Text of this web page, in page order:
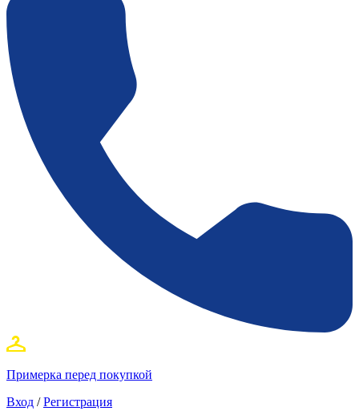
Примерка перед покупкой
Вход / Регистрация